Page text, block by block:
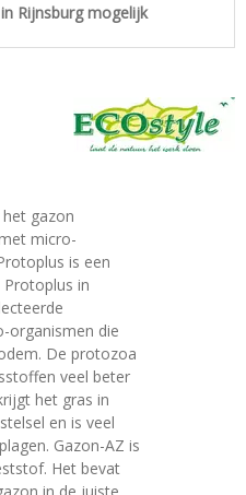
Rijnsburg mogelijk
gazon
micro-
is een
in
organismen die
De protozoa
veel beter
het gras in
en is veel
Gazon-AZ is
Het bevat